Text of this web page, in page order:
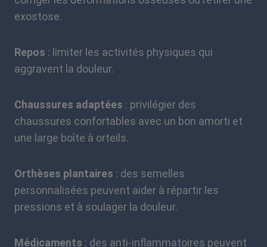
exostose.
Repos : limiter les activités physiques qui
aggravent la douleur.
Chaussures adaptées : privilégier des
chaussures confortables avec un bon amorti et
une large boîte à orteils.
Orthèses plantaires : des semelles
personnalisées peuvent aider à répartir les
pressions et à soulager la douleur.
Médicaments : des anti-inflammatoires peuvent